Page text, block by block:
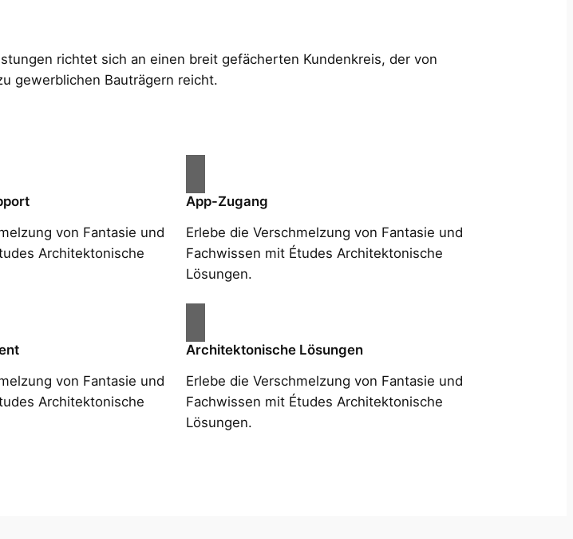
richtet sich an einen breit gefächerten Kundenkreis, der von
gewerblichen Bauträgern reicht.
von Fantasie und
Architektonische
App-Zugang
Erlebe die Verschmelzung von Fantasie und
Fachwissen mit Études Architektonische
Lösungen.
von Fantasie und
Architektonische
Architektonische Lösungen
Erlebe die Verschmelzung von Fantasie und
Fachwissen mit Études Architektonische
Lösungen.